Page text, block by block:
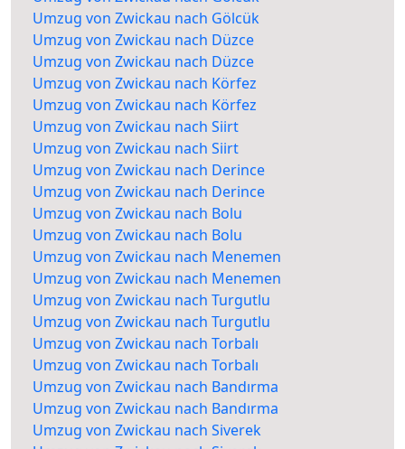
Umzug von Zwickau nach Gölcük
Umzug von Zwickau nach Düzce
Umzug von Zwickau nach Düzce
Umzug von Zwickau nach Körfez
Umzug von Zwickau nach Körfez
Umzug von Zwickau nach Siirt
Umzug von Zwickau nach Siirt
Umzug von Zwickau nach Derince
Umzug von Zwickau nach Derince
Umzug von Zwickau nach Bolu
Umzug von Zwickau nach Bolu
Umzug von Zwickau nach Menemen
Umzug von Zwickau nach Menemen
Umzug von Zwickau nach Turgutlu
Umzug von Zwickau nach Turgutlu
Umzug von Zwickau nach Torbalı
Umzug von Zwickau nach Torbalı
Umzug von Zwickau nach Bandırma
Umzug von Zwickau nach Bandırma
Umzug von Zwickau nach Siverek